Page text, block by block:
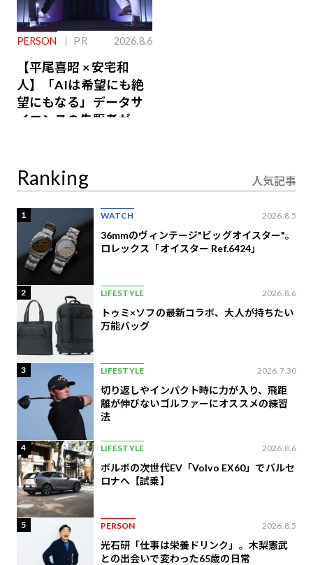
PERSON PR 2026.8.6
【平尾喜昭 × 安宅和
人】「AIは希望にも絶
望にもなる」データサ
イエンスの先駆者が語
Ranking 人気記事
1 WATCH 2026.8.5
36mmのヴィンテージ"ビッグオイスター"。
ロレックス「オイスター Ref.6424」
2 LIFESTYLE 2026.8.6
トゥミ×ソフの最新コラボ、大人が持ちたい
万能バッグ
3 LIFESTYLE 2026.7.30
切り返しやインパクト時に力が入り、飛距
離が伸びないゴルファーにオススメの練習
法
4 LIFESTYLE 2026.8.6
ボルボの次世代EV「Volvo EX60」でバルセ
ロナへ【試乗】
5 PERSON 2026.8.5
光石研「仕事は栄養ドリンク」。木梨憲武
との出会いで変わった65歳の日常